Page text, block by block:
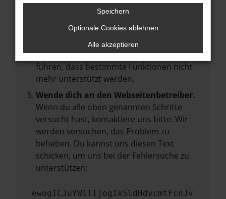
Stelle sicher, dass dein Browser und dein
Betriebssystem auf dem neuesten Stand
Veraltete Software birgt nicht nur ein
Sicherheitsrisiko, sondern kann auch dazu
führen, dass bestimmte Funktionen nicht
mehr unterstützt werden.
Wende dich an den Webseitenbetreiber.
Wenn du alle oben genannten Schritte
versucht hast, kontaktiere uns bitte. Wir
werden versuchen, das Problem zu
beheben. Du kannst uns diesen Text
schicken, um uns bei der Fehlersuche zu
unterstützen:
ewogICJuYW1lIjogIk5ldHdvcmtFcnJv
Speichern
Optionale Cookies ablehnen
Alle akzeptieren